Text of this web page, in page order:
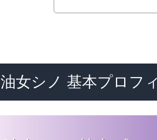
油女シノ 基本プロフ